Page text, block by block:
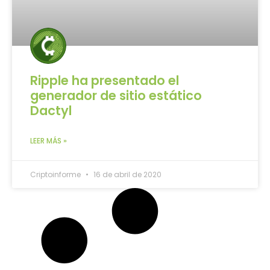
Ripple ha presentado el
generador de sitio estático
Dactyl
LEER MÁS »
Criptoinforme 16 de abril de 2020